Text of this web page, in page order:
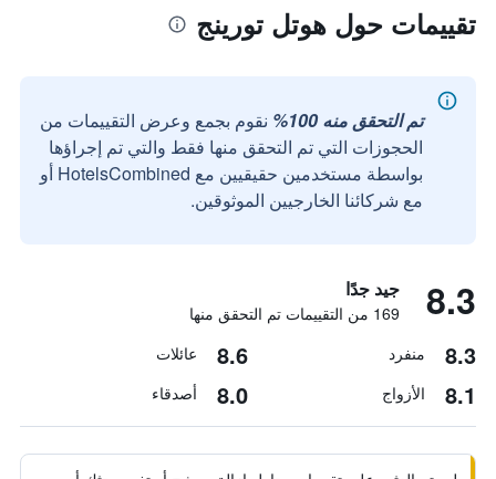
تقييمات حول هوتل تورينج
تم التحقق منه 100%
نقوم بجمع وعرض التقييمات من
الحجوزات التي تم التحقق منها فقط والتي تم إجراؤها
بواسطة مستخدمين حقيقيين مع HotelsCombined أو
مع شركائنا الخارجيين الموثوقين.
8.3 جيد جدًا
169 من التقييمات تم التحقق منها
8.3 منفرد 8.6 عائلات
8.1 الأزواج 8.0 أصدقاء